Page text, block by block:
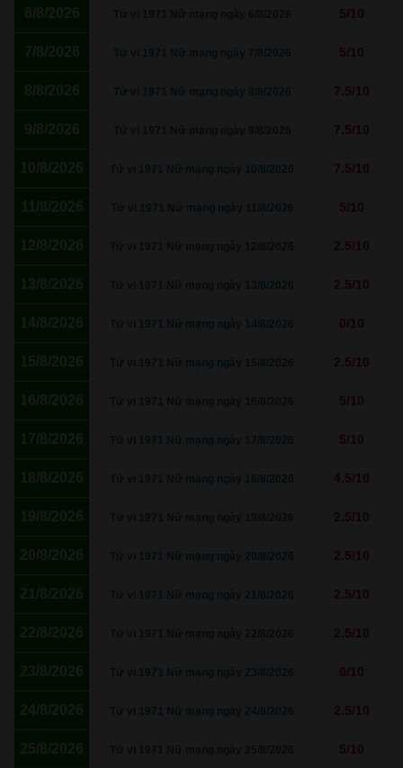
6/8/2026 Tử vi 1971 Nữ mạng ngày 6/8/2026 5/10
7/8/2026 Tử vi 1971 Nữ mạng ngày 7/8/2026 5/10
8/8/2026 Tử vi 1971 Nữ mạng ngày 8/8/2026 7.5/10
9/8/2026 Tử vi 1971 Nữ mạng ngày 9/8/2026 7.5/10
10/8/2026 Tử vi 1971 Nữ mạng ngày 10/8/2026 7.5/10
11/8/2026 Tử vi 1971 Nữ mạng ngày 11/8/2026 5/10
12/8/2026 Tử vi 1971 Nữ mạng ngày 12/8/2026 2.5/10
13/8/2026 Tử vi 1971 Nữ mạng ngày 13/8/2026 2.5/10
14/8/2026 Tử vi 1971 Nữ mạng ngày 14/8/2026 0/10
15/8/2026 Tử vi 1971 Nữ mạng ngày 15/8/2026 2.5/10
16/8/2026 Tử vi 1971 Nữ mạng ngày 16/8/2026 5/10
17/8/2026 Tử vi 1971 Nữ mạng ngày 17/8/2026 5/10
18/8/2026 Tử vi 1971 Nữ mạng ngày 18/8/2026 4.5/10
19/8/2026 Tử vi 1971 Nữ mạng ngày 19/8/2026 2.5/10
20/8/2026 Tử vi 1971 Nữ mạng ngày 20/8/2026 2.5/10
21/8/2026 Tử vi 1971 Nữ mạng ngày 21/8/2026 2.5/10
22/8/2026 Tử vi 1971 Nữ mạng ngày 22/8/2026 2.5/10
23/8/2026 Tử vi 1971 Nữ mạng ngày 23/8/2026 0/10
24/8/2026 Tử vi 1971 Nữ mạng ngày 24/8/2026 2.5/10
25/8/2026 Tử vi 1971 Nữ mạng ngày 25/8/2026 5/10